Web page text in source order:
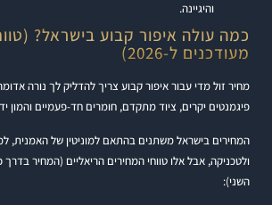
והיגיינה.
כמה עולה איפור קבוע בישראל?
מעודכנים ל-2026)
מחיר זול מדי עבור איפור קבוע צריך להדליק לך נורה
פיגמנטים יקרים, ציוד מתקדם, חומרים חד-פעמיים והמון ידע
המחירים בישראל משתנים בהתאם למוניטין של האמנית,
ולטכניקה, אבל אלו טווחי המחירים הריאליים (המחיר בדרך
השני):